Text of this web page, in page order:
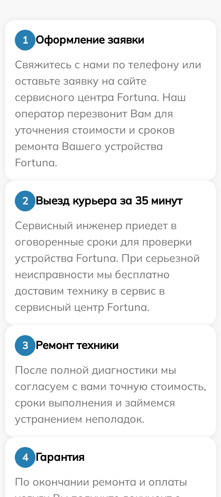
1
Оформление заявки
Свяжитесь с нами по телефону или
оставьте заявку на сайте
сервисного центра Fortuna. Наш
оператор перезвонит Вам для
уточнения стоимости и сроков
ремонта Вашего устройства
Fortuna.
2
Выезд курьера за 35 минут
Сервисный инженер приедет в
оговоренные сроки для проверки
устройства Fortuna. При серьезной
неисправности мы бесплатно
доставим технику в сервис в
сервисный центр Fortuna.
3
Ремонт техники
После полной диагностики мы
согласуем с вами точную стоимость,
сроки выполнения и займемся
устранением неполадок.
4
Гарантия
По окончании ремонта и оплаты